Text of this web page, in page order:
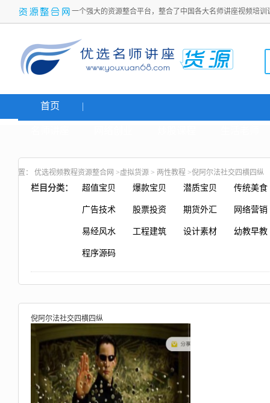
一个强大的资源整合平台，整合了中国各大名师讲座视频培
首页
置： 优选视频教程资源整合网 >虚拟货源 > 两性教程 >倪阿尔法社交四横四纵
栏目分类： 超值宝贝 爆款宝贝 潜质宝贝 传统美食
广告技术 股票投资 期货外汇 网络营销
易经风水 工程建筑 设计素材 幼教早教
程序源码
倪阿尔法社交四横四纵